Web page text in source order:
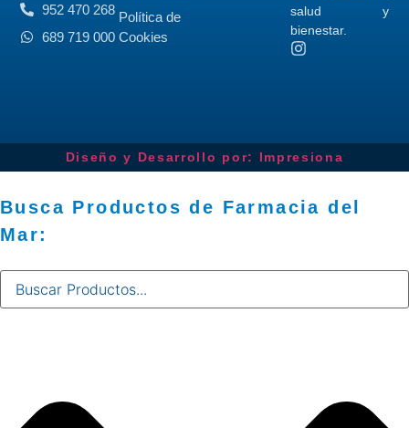
salud y
bienestar.
952 470 268
689 719 000
Política de
Cookies
Diseño y Desarrollo por: Impresiona​
Busca Productos de Farmacia del
Mar: